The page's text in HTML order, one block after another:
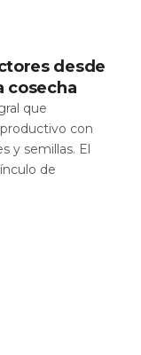
desde
cosecha
que
con
y semillas. El
de